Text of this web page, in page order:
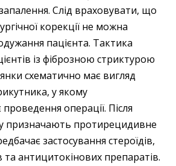
Слід враховувати, що
корекції не можна
пацієнта. Тактика
із фіброзною стриктурою
схематично має вигляд
у якому
операції. Після
призначають протирецидивне
застосування стероїдів,
та антицитокінових препаратів.